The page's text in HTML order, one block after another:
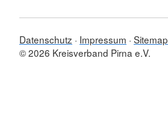
Datenschutz Impressum Sitemap
© 2026 Kreisverband Pirna e.V.